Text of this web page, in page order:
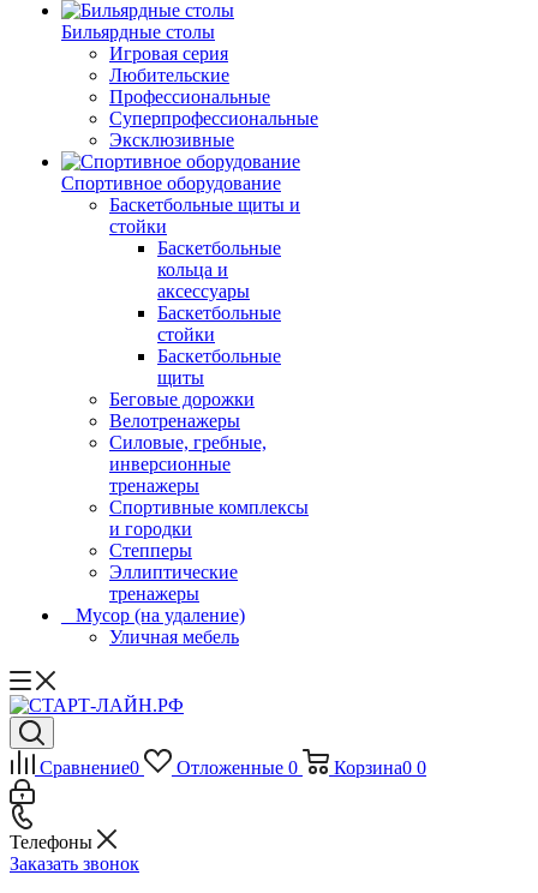
Бильярдные столы
Игровая серия
Любительские
Профессиональные
Суперпрофессиональные
Эксклюзивные
Спортивное оборудование
Баскетбольные щиты и
стойки
Баскетбольные
кольца и
аксессуары
Баскетбольные
стойки
Баскетбольные
щиты
Беговые дорожки
Велотренажеры
Силовые, гребные,
инверсионные
тренажеры
Спортивные комплексы
и городки
Степперы
Эллиптические
тренажеры
_ Мусор (на удаление)
Уличная мебель
Сравнение0 Отложенные 0 Корзина0 0
Телефоны
Заказать звонок